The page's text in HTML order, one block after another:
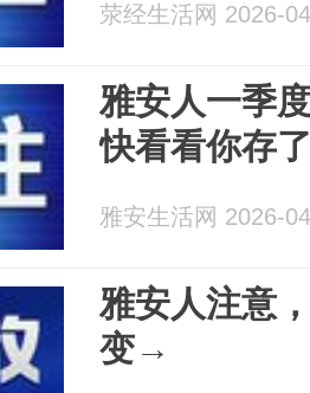
荥经生活网 2026-
雅安人一季
快看看你存
雅安生活网 2026-
雅安人注意
变→